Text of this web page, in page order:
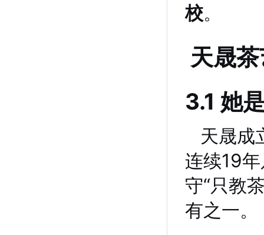
校。
天晟
3.1 她
天晟成
连续19
守“只教
有之一。